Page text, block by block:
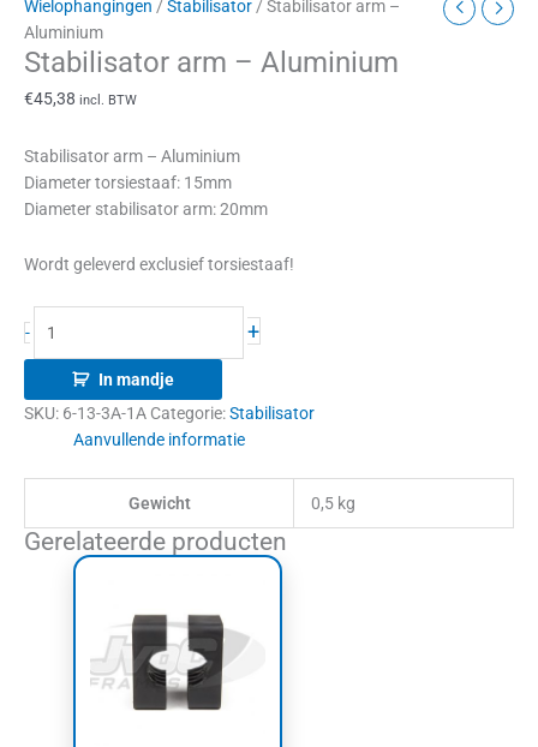
Wielophangingen / Stabilisator/ Stabilisator arm –
Aluminium
Stabilisator arm – Aluminium
€45,38 incl. BTW
Stabilisator arm – Aluminium
Diameter torsiestaaf: 15mm
Diameter stabilisator arm: 20mm
Wordt geleverd exclusief torsiestaaf!
- +
In mandje
SKU: 6-13-3A-1A Categorie:Stabilisator
Aanvullende informatie
Gewicht 0,5 kg
Gerelateerde producten